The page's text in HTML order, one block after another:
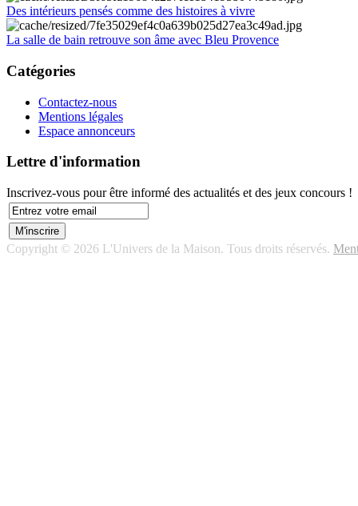
Des intérieurs pensés comme des histoires à vivre
La salle de bain retrouve son âme avec Bleu Provence
Catégories
Contactez-nous
Mentions légales
Espace annonceurs
Lettre d'information
Inscrivez-vous pour être informé des actualités et des jeux concours !
Copyright © 2026 L'Univers de la Maison. Tous droits réservés.